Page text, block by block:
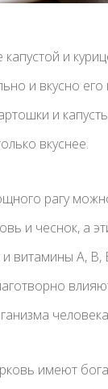
и
и вкусно
и
вкуснее.
рагу
и чеснок,
витамины А,
имеют